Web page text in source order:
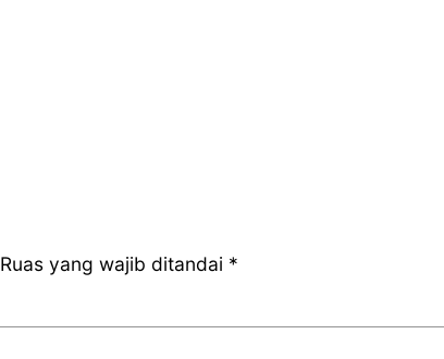
Ruas yang wajib ditandai *